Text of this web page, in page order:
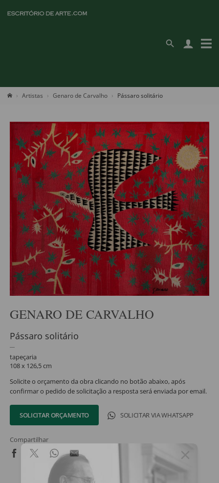
Artistas Genaro de Carvalho Pássaro solitário
GENARO DE CARVALHO
Pássaro solitário
tapeçaria
108 x 126,5 cm
Solicite o orçamento da obra clicando no botão abaixo, após
confirmar o pedido de solicitação a resposta será enviada por email.
SOLICITAR ORÇAMENTO SOLICITAR VIA WHATSAPP
Compartilhar